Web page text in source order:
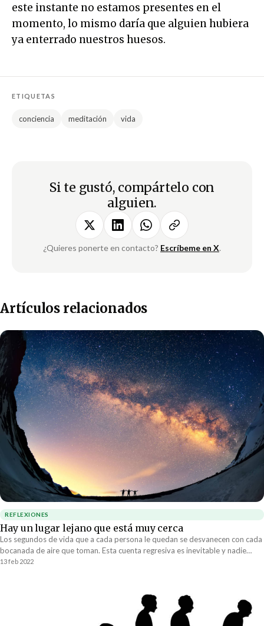
este instante no estamos presentes en el
momento, lo mismo daría que alguien hubiera
ya enterrado nuestros huesos.
ETIQUETAS
conciencia meditación vida
Si te gustó, compártelo con
alguien.
¿Quieres ponerte en contacto? Escríbeme en X.
Artículos relacionados
REFLEXIONES
Hay un lugar lejano que está muy cerca
Los segundos de vida que a cada persona le quedan se desvanecen con cada
bocanada de aire que toman. Esta cuenta regresiva es inevitable y nadie
sabe cuándo finalmente el reloj va a llegar a cero. El tiempo no pasa, se
13 feb 2022